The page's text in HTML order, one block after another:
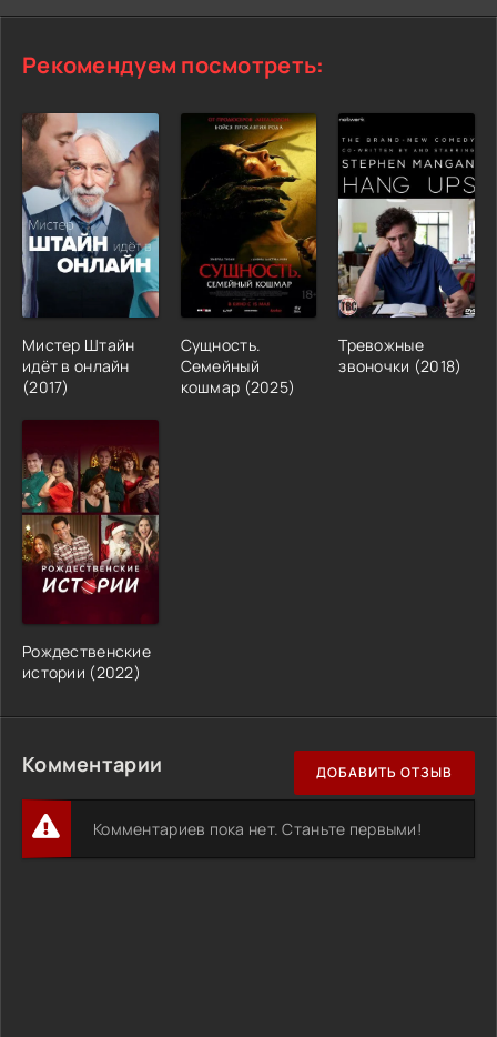
Рекомендуем посмотреть:
Мистер Штайн
идёт в онлайн
(2017)
Сущность.
Семейный
кошмар (2025)
Тревожные
звоночки (2018)
Рождественские
истории (2022)
Комментарии ДОБАВИТЬ ОТЗЫВ
Комментариев пока нет. Станьте первыми!